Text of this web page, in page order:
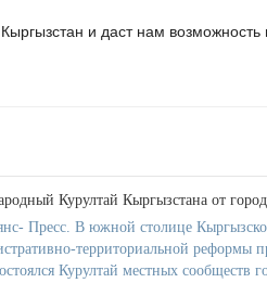
и даст нам
Курултай Кыргызстана от
Пресс. В южной столице
территориальной реформы
Курултай местных сообществ